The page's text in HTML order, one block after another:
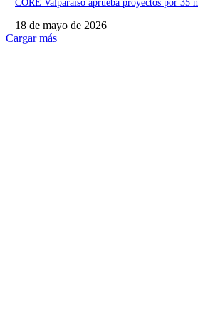
CORE Valparaíso aprueba proyectos por 35
18 de mayo de 2026
Cargar más